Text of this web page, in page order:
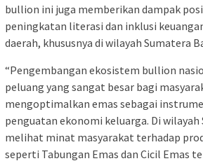
bullion ini juga memberikan dampak
peningkatan literasi dan inklusi
daerah, khususnya di wilayah Sumatera
“Pengembangan ekosistem bullion
peluang yang sangat besar bagi
mengoptimalkan emas sebagai
penguatan ekonomi keluarga. Di wilayah
melihat minat masyarakat terhadap
seperti Tabungan Emas dan Cicil Emas